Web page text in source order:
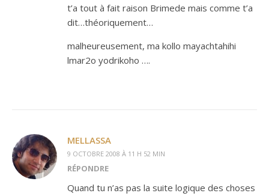
t’a tout à fait raison Brimede mais comme t’a
dit…théoriquement…
malheureusement, ma kollo mayachtahihi
lmar2o yodrikoho ….
MELLASSA
9 OCTOBRE 2008 À 11 H 52 MIN
RÉPONDRE
Quand tu n’as pas la suite logique des choses